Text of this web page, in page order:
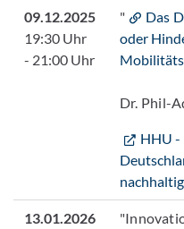
09.12.2025
19:30 Uhr
- 21:00 Uhr
"
Das
oder
Dr. Phil-
HHU -
13.01.2026